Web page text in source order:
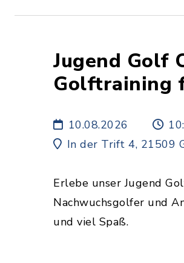
Jugend Golf
Golftraining
10.08.2026
In der Trift 4, 21509
Erlebe unser Jugend
Nachwuchsgolfer und
und viel Spaß.